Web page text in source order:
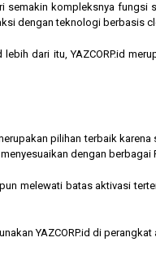
kompleksnya fungsi
dengan teknologi berbasis
dari itu, YAZCORP.id
pilihan terbaik
dengan berbagai
melewati batas aktivasi
YAZCORP.id di perangkat